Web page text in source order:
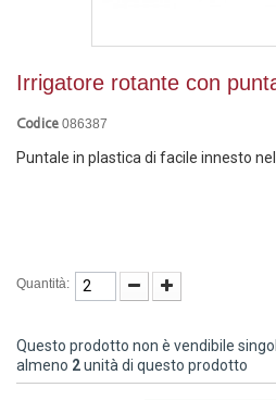
Irrigatore rotante con
Codice 086387
Puntale in plastica di facile innesto
Quantità:
Questo prodotto non è vendibile
almeno 2unità di questo prodotto